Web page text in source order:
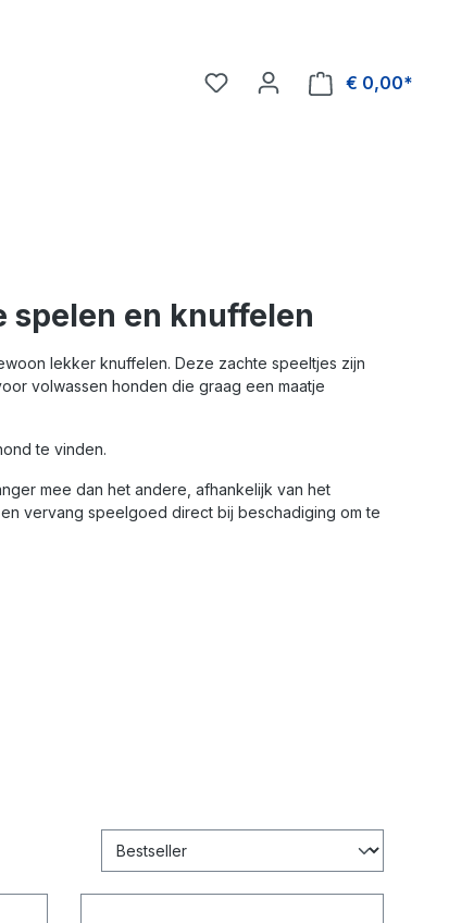
€ 0,00*
spelen en knuffelen
lekker knuffelen. Deze zachte speeltjes zijn
volwassen honden die graag een maatje
te vinden.
mee dan het andere, afhankelijk van het
vervang speelgoed direct bij beschadiging om te